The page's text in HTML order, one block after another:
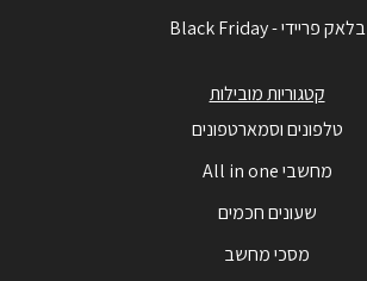
בלאק פריידי - Black Friday
קטגוריות מובילות
טלפונים וסמארטפונים
מחשבי All in one
שעונים חכמים
מסכי מחשב